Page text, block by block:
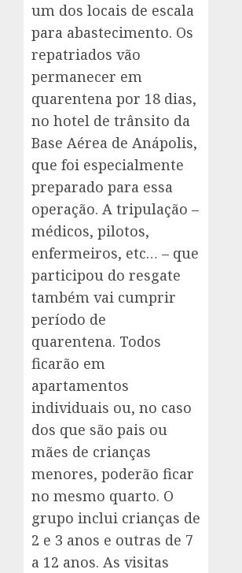
um dos locais de escala
para abastecimento. Os
repatriados vão
permanecer em
quarentena por 18 dias,
no hotel de trânsito da
Base Aérea de Anápolis,
que foi especialmente
preparado para essa
operação. A tripulação –
médicos, pilotos,
enfermeiros, etc… – que
participou do resgate
também vai cumprir
período de
quarentena. Todos
ficarão em
apartamentos
individuais ou, no caso
dos que são pais ou
mães de crianças
menores, poderão ficar
no mesmo quarto. O
grupo inclui crianças de
2 e 3 anos e outras de 7
a 12 anos. As visitas